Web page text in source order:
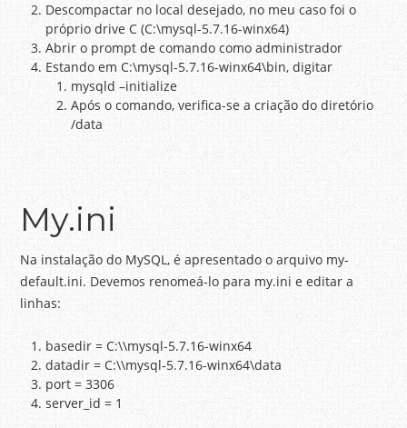
Descompactar no local desejado, no meu caso foi o
próprio drive C (C:\mysql-5.7.16-winx64)
Abrir o prompt de comando como administrador
Estando em C:\mysql-5.7.16-winx64\bin, digitar
mysqld –initialize
Após o comando, verifica-se a criação do diretório
/data
My.ini
Na instalação do MySQL, é apresentado o arquivo my-
default.ini. Devemos renomeá-lo para my.ini e editar a
linhas:
basedir = C:\\mysql-5.7.16-winx64
datadir = C:\\mysql-5.7.16-winx64\data
port = 3306
server_id = 1